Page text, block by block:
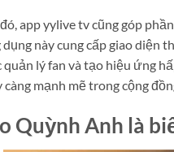
app yylive tv cũng góp
này cung cấp giao diện
quản lý fan và tạo hiệu ứng
mạnh mẽ trong cộng
Quỳnh Anh là